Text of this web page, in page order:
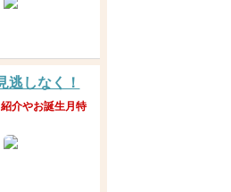
逃しなく！
介やお誕生月特